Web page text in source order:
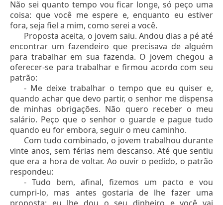
Não sei quanto tempo vou ficar longe, só peço uma
coisa: que você me espere e, enquanto eu estiver
fora, seja fiel a mim, como serei a você.
Proposta aceita, o jovem saiu. Andou dias a pé até
encontrar um fazendeiro que precisava de alguém
para trabalhar em sua fazenda. O jovem chegou a
oferecer-se para trabalhar e firmou acordo com seu
patrão:
- Me deixe trabalhar o tempo que eu quiser e,
quando achar que devo partir, o senhor me dispensa
de minhas obrigações. Não quero receber o meu
salário. Peço que o senhor o guarde e pague tudo
quando eu for embora, seguir o meu caminho.
Com tudo combinado, o jovem trabalhou durante
vinte anos, sem férias nem descanso. Até que sentiu
que era a hora de voltar. Ao ouvir o pedido, o patrão
respondeu:
- Tudo bem, afinal, fizemos um pacto e vou
cumpri-lo, mas antes gostaria de lhe fazer uma